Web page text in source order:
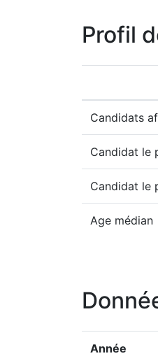
Profil
Candidats
Candidat le
Candidat le
Age médian
Année